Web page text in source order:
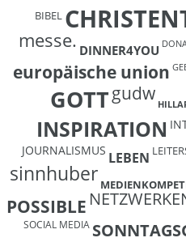
BIBEL
messe. DINNER4YOU
europäische union
GOTTgudw
INSPIRATION
JOURNALISMUS LEBEN
sinnhuber
POSSIBLE
SOCIAL MEDIA